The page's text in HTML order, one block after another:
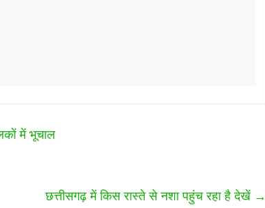
में भूचाल
छत्तीसगढ़ में किस रास्ते से नशा पहुंच रहा है देखें →